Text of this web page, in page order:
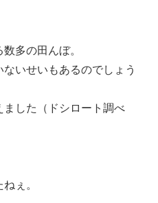
多の田んぼ。
いせいもあるのでしょう
した（ドシロート調べ
ぇ。